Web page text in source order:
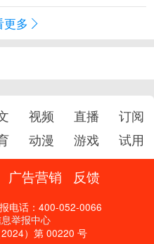
更多
视频 直播
订阅
动漫 游戏 试用
广告营销 反馈
电话：400-052-0066
举报中心
）第 00220 号